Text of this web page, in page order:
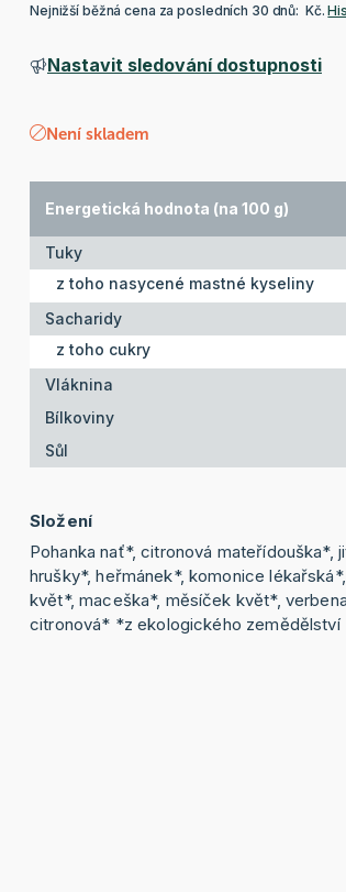
Nejnižší běžná cena za posledních 30 dnů: Kč.
Nastavit sledování dostupnosti
Není skladem
Energetická hodnota (na 100 g)
Tuky
z toho nasycené mastné kyseliny
Sacharidy
z toho cukry
Vláknina
Bílkoviny
Sůl
Složení
Pohanka nať*, citronová mateřídouška*,
hrušky*, heřmánek*, komonice
květ*, maceška*, měsíček květ*, verbena
citronová* *z ekologického zemědělství